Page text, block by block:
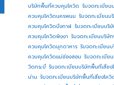
บริษัทพื้นที่ควบคุมโควิด รับจดทะเบีย
ควบคุมโควิดนครพนม รับจดทะเบียน
ควบคุมโควิดบึงกาฬ รับจดทะเบียนบริ
ควบคุมโควิดพังงา รับจดทะเบียนบริษั
ควบคุมโควิดมุกดาหาร รับจดทะเบียน
ควบคุมโควิดแม่ฮ่องสอน รับจดทะเบีย
วิดกระบี่ รับจดทะเบียนบริษัทพื้นที่เสี่ย
น่าน รับจดทะเบียนบริษัทพื้นที่เสี่ยงโควิ